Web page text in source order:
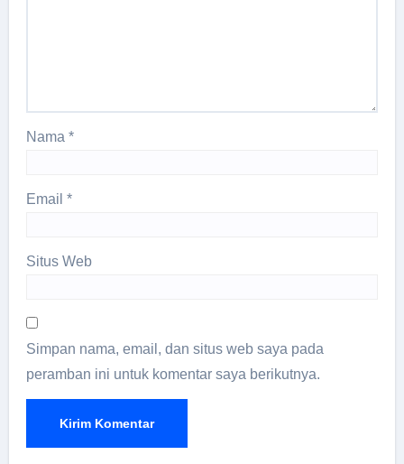
Nama*
Email*
Situs Web
Simpan nama, email, dan situs web saya pada
peramban ini untuk komentar saya berikutnya.